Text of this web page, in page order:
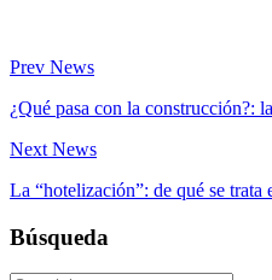
Prev News
¿Qué pasa con la construcción?:
Next News
La “hotelización”: de qué se
Búsqueda